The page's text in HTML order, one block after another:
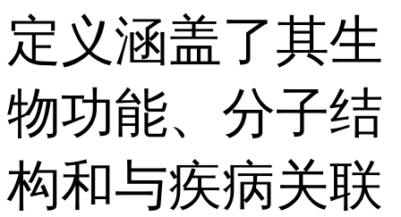
定义涵盖了其生
物功能、分子结
构和与疾病关联